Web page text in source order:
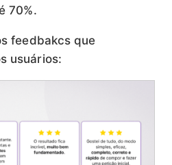
70%.
feedbakcs que
usuários: